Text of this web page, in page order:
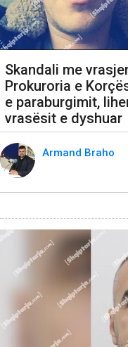
Skandali me
Prokuroria e
e paraburgimit,
vrasësit e dyshuar
Armand Braho